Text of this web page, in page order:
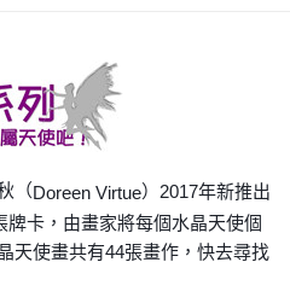
)免運費
（Doreen Virtue）2017年新推出
卡，由畫家將每個水晶天使個
天使畫共有44張畫作，快去尋找